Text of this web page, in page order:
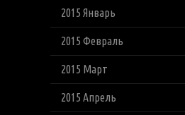
2015 Январь
2015 Февраль
2015 Март
2015 Апрель